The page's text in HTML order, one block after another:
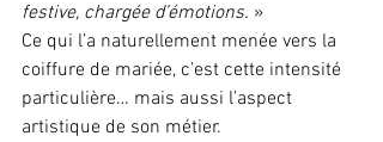
festive, chargée d’émotions. »
Ce qui l’a naturellement menée vers la
coiffure de mariée, c’est cette intensité
particulière… mais aussi l’aspect
artistique de son métier.